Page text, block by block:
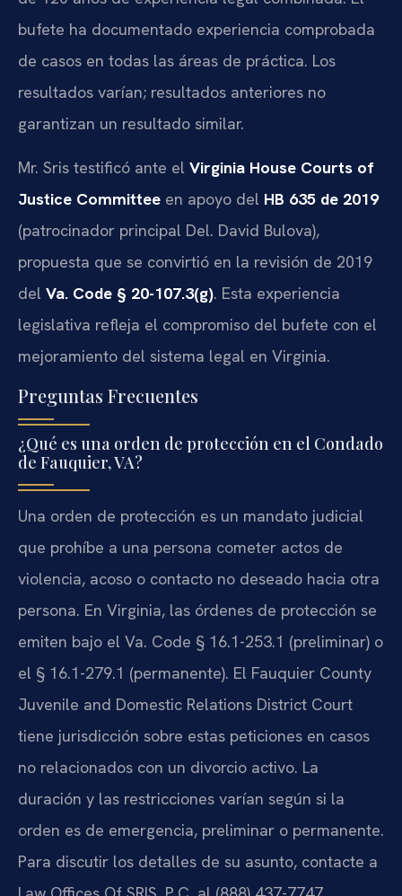
bufete ha documentado experiencia comprobada
de casos en todas las áreas de práctica. Los
resultados varían; resultados anteriores no
garantizan un resultado similar.
Mr. Sris testificó ante el Virginia House Courts of
Justice Committee en apoyo del HB 635 de 2019
(patrocinador principal Del. David Bulova),
propuesta que se convirtió en la revisión de 2019
del Va. Code § 20-107.3(g). Esta experiencia
legislativa refleja el compromiso del bufete con el
mejoramiento del sistema legal en Virginia.
Preguntas Frecuentes
¿Qué es una orden de protección en el Condado
de Fauquier, VA?
Una orden de protección es un mandato judicial
que prohíbe a una persona cometer actos de
violencia, acoso o contacto no deseado hacia otra
persona. En Virginia, las órdenes de protección se
emiten bajo el Va. Code § 16.1-253.1 (preliminar) o
el § 16.1-279.1 (permanente). El Fauquier County
Juvenile and Domestic Relations District Court
tiene jurisdicción sobre estas peticiones en casos
no relacionados con un divorcio activo. La
duración y las restricciones varían según si la
orden es de emergencia, preliminar o permanente.
Para discutir los detalles de su asunto, contacte a